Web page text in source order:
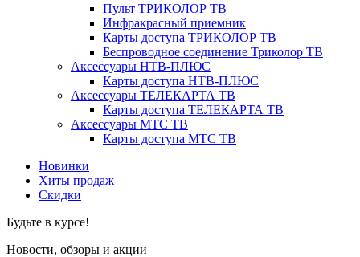
Пульт ТРИКОЛОР ТВ
Инфракрасный приемник
Карты доступа ТРИКОЛОР ТВ
Беспроводное соединение Триколор ТВ
Аксессуары НТВ-ПЛЮС
Карты доступа НТВ-ПЛЮС
Аксессуары ТЕЛЕКАРТА ТВ
Карты доступа ТЕЛЕКАРТА ТВ
Аксессуары МТС ТВ
Карты доступа МТС ТВ
Новинки
Хиты продаж
Скидки
Будьте в курсе!
Новости, обзоры и акции